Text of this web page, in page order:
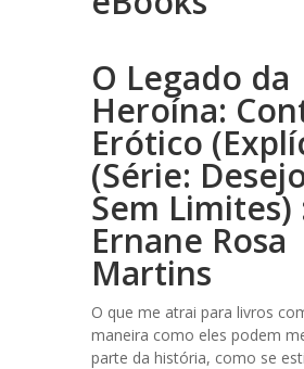
O Legado da
Heroína:
Erótico
(Série:
Sem Limites)
Ernane Rosa
Martins
O que me atrai para livros
maneira como eles podem
parte da história, como se